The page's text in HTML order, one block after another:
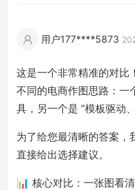
用户177****5873
这是一个非常精准的对比
不同的电商作图思路：一
具，另一个是 “模板驱动
为了给您最清晰的答案，
直接给出选择建议。
📊 核心对比：一张图看